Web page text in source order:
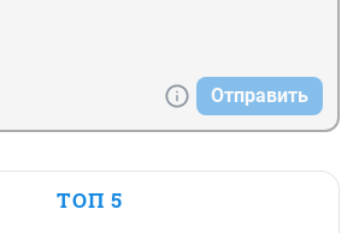
Отправить
ТОП 5